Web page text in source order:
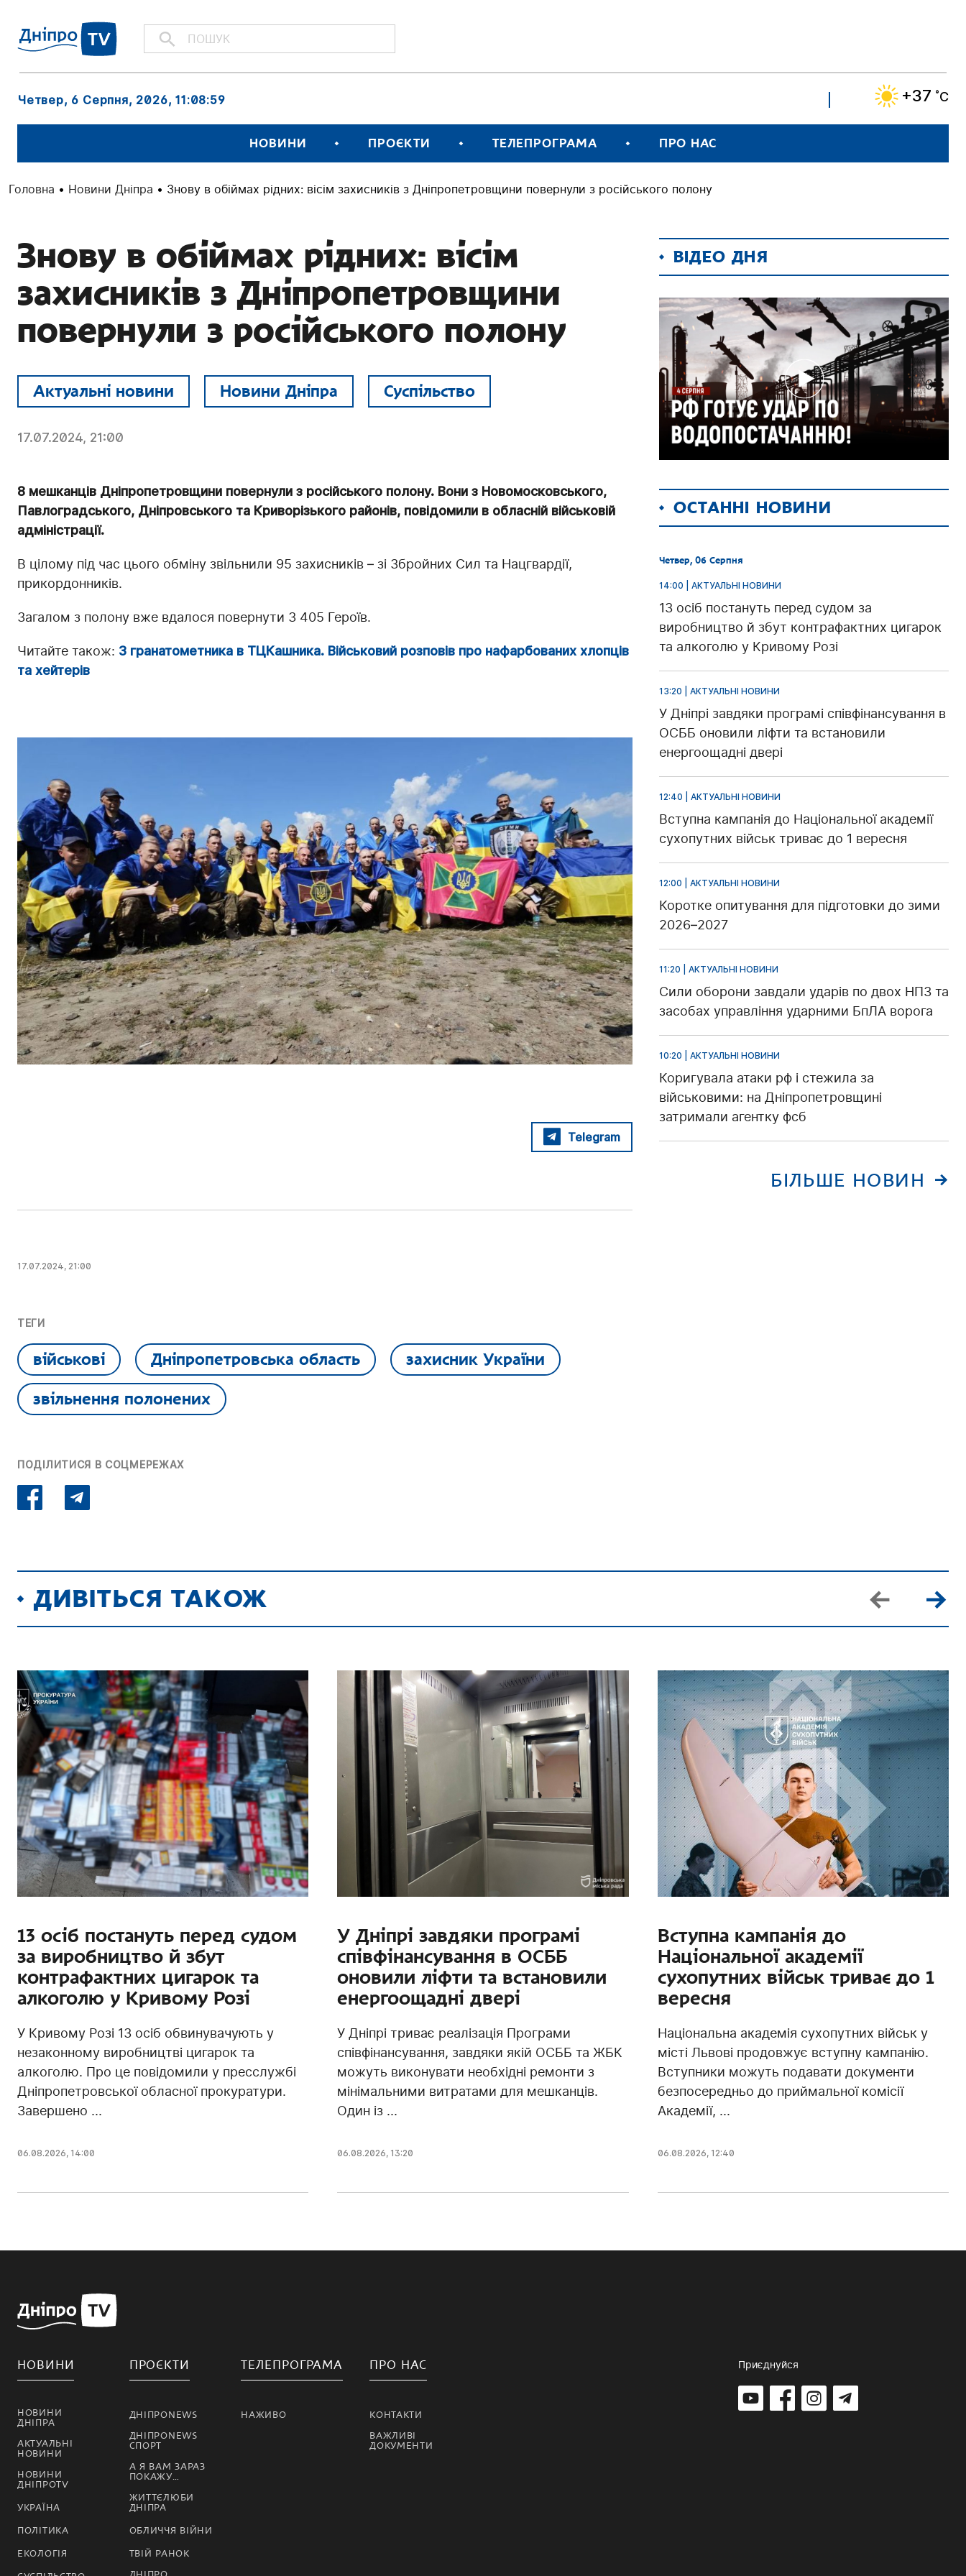
Четвер, 6 Серпня, 2026, 11:09:00 +37 ˚C
НОВИНИ ПРОЄКТИ ТЕЛЕПРОГРАМА ПРО НАС
Головна • Новини Дніпра • Знову в обіймах рідних: вісім захисників з Дніпропетровщини повернули з російського полону
Знову в обіймах рідних: вісім
захисників з Дніпропетровщини
повернули з російського полону
Актуальні новини Новини Дніпра Суспільство
17.07.2024, 21:00
8 мешканців Дніпропетровщини повернули з російського полону. Вони з Новомосковського,
Павлоградського, Дніпровського та Криворізького районів, повідомили в обласній військовій
адміністрації.
В цілому під час цього обміну звільнили 95 захисників – зі Збройних Сил та Нацгвардії,
прикордонників.
Загалом з полону вже вдалося повернути 3 405 Героїв.
Читайте також: З гранатометника в ТЦКашника. Військовий розповів про нафарбованих хлопців
та хейтерів
Telegram
17.07.2024, 21:00
ТЕГИ
військові Дніпропетровська область захисник України
звільнення полонених
ПОДІЛИТИСЯ В СОЦМЕРЕЖАХ
ВІДЕО ДНЯ
ОСТАННІ НОВИНИ
Четвер, 06 Серпня
14:00 | АКТУАЛЬНІ НОВИНИ
13 осіб постануть перед судом за
виробництво й збут контрафактних цигарок
та алкоголю у Кривому Розі
13:20 | АКТУАЛЬНІ НОВИНИ
У Дніпрі завдяки програмі співфінансування в
ОСББ оновили ліфти та встановили
енергоощадні двері
12:40 | АКТУАЛЬНІ НОВИНИ
Вступна кампанія до Національної академії
сухопутних військ триває до 1 вересня
12:00 | АКТУАЛЬНІ НОВИНИ
Коротке опитування для підготовки до зими
2026–2027
11:20 | АКТУАЛЬНІ НОВИНИ
Сили оборони завдали ударів по двох НПЗ та
засобах управління ударними БпЛА ворога
10:20 | АКТУАЛЬНІ НОВИНИ
Коригувала атаки рф і стежила за
військовими: на Дніпропетровщині
затримали агентку фсб
БІЛЬШЕ НОВИН
ДИВІТЬСЯ ТАКОЖ
13 осіб постануть перед судом
за виробництво й збут
контрафактних цигарок та
алкоголю у Кривому Розі
У Кривому Розі 13 осіб обвинувачують у
незаконному виробництві цигарок та
алкоголю. Про це повідомили у пресслужбі
Дніпропетровської обласної прокуратури.
Завершено ...
06.08.2026, 14:00
У Дніпрі завдяки програмі
співфінансування в ОСББ
оновили ліфти та встановили
енергоощадні двері
У Дніпрі триває реалізація Програми
співфінансування, завдяки якій ОСББ та ЖБК
можуть виконувати необхідні ремонти з
мінімальними витратами для мешканців.
Один із ...
06.08.2026, 13:20
Вступна кампанія до
Національної академії
сухопутних військ триває до 1
вересня
Національна академія сухопутних військ у
місті Львові продовжує вступну кампанію.
Вступники можуть подавати документи
безпосередньо до приймальної комісії
Академії, ...
06.08.2026, 12:40
НОВИНИ
НОВИНИ
ДНІПРА
АКТУАЛЬНІ
НОВИНИ
НОВИНИ
ДНІПРОTV
УКРАЇНА
ПОЛІТИКА
ЕКОЛОГІЯ
ПРОЄКТИ
ДНІПРОNEWS
ДНІПРОNEWS
СПОРТ
А Я ВАМ ЗАРАЗ
ПОКАЖУ…
ЖИТТЄЛЮБИ
ДНІПРА
ОБЛИЧЧЯ ВІЙНИ
ТВІЙ РАНОК
ТЕЛЕПРОГРАМА
НАЖИВО
ПРО НАС
КОНТАКТИ
ВАЖЛИВІ
ДОКУМЕНТИ
Приєднуйся